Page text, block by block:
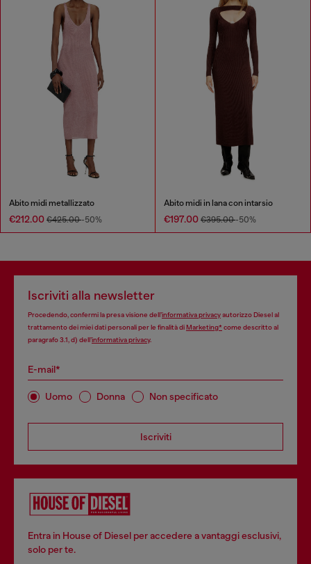
Abito midi metallizzato
€212.00 €425.00-50%
Abito midi in lana con intarsio
€197.00 €395.00-50%
Iscriviti alla newsletter
Procedendo, confermi la presa visione dell’informativa privacyautorizzo Diesel al
trattamento dei miei dati personali per le finalità diMarketing*come descritto al
paragrafo 3.1, d) dell’informativa privacy.
E-mail*
Uomo Donna Non specificato
Iscriviti
Entra in House of Diesel per accedere a vantaggi esclusivi,
solo per te.